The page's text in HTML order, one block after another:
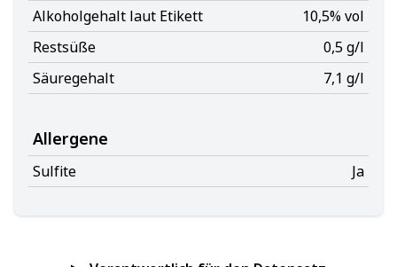
Alkoholgehalt laut Etikett
10,5% vol
Restsüße
0,5 g/l
Säuregehalt
7,1 g/l
Allergene
Sulfite Ja